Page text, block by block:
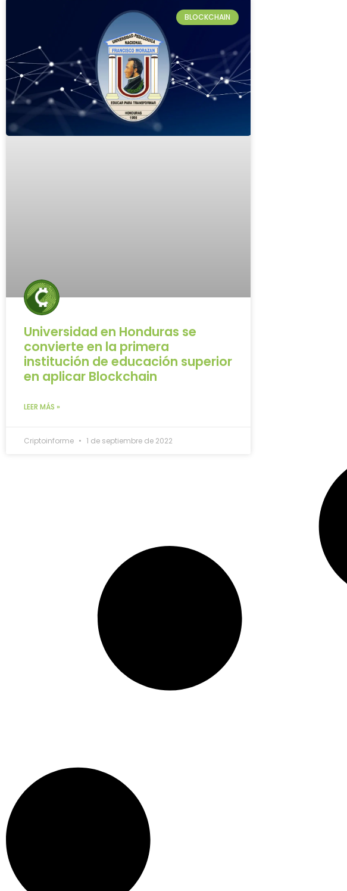
BLOCKCHAIN
Universidad en Honduras se
convierte en la primera
institución de educación superior
en aplicar Blockchain
LEER MÁS »
Criptoinforme 1 de septiembre de 2022